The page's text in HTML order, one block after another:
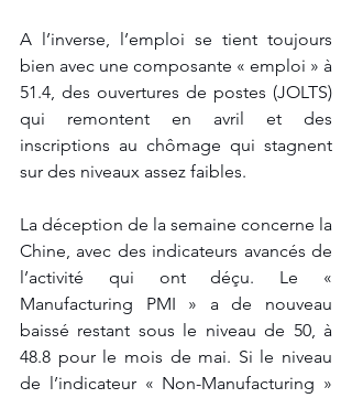
A l’inverse, l’emploi se tient toujours
bien avec une composante « emploi » à
51.4, des ouvertures de postes (JOLTS)
qui remontent en avril et des
inscriptions au chômage qui stagnent
sur des niveaux assez faibles.
La déception de la semaine concerne la
Chine, avec des indicateurs avancés de
l’activité qui ont déçu. Le «
Manufacturing PMI » a de nouveau
baissé restant sous le niveau de 50, à
48.8 pour le mois de mai. Si le niveau
de l’indicateur « Non-Manufacturing »